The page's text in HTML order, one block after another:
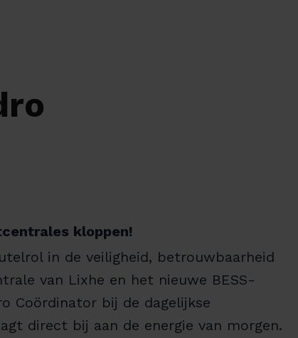
kloppen!
in de veiligheid, betrouwbaarheid
van Lixhe en het nieuwe BESS-
Coördinator bij de dagelijkse
direct bij aan de energie van morgen.